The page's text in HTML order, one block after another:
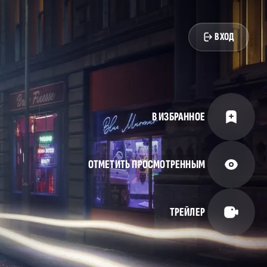
ВХОД
В ИЗБРАННОЕ
ОТМЕТИТЬ ПРОСМОТРЕННЫМ
ТРЕЙЛЕР